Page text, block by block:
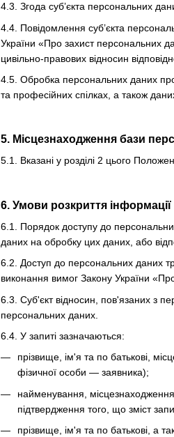
4.3. Згода суб’єкта персональних
4.4. Повідомлення суб’єкта
України «Про захист персональних
цивільно-правових відносин
4.5. Обробка персональних даних про
та професійних спілках, а також
5. Місцезнаходження бази
5.1. Вказані у розділі 2 цього
6. Умови розкриття
6.1. Порядок доступу до
даних на обробку цих даних, або
6.2. Доступ до персональних даних
виконання вимог Закону України
6.3. Суб'єкт відносин, пов'язаних з
персональних даних.
6.4. У запиті зазначаються:
прізвище, ім'я та по батькові,
фізичної особи — заявника);
найменування,
підтвердження того, що зміст
прізвище, ім'я та по батькові, а